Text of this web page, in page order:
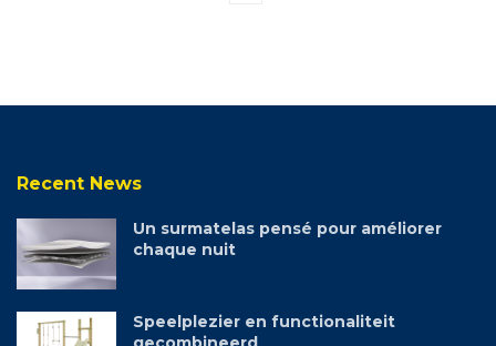
Recent News
Un surmatelas pensé pour améliorer
chaque nuit
Speelplezier en functionaliteit